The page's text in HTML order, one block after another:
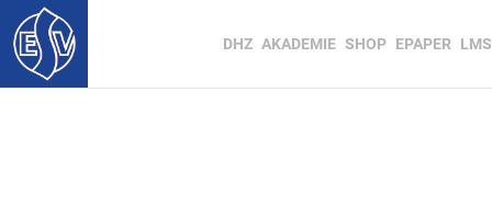
DHZ AKADEMIE SHOP EPAPER LMS